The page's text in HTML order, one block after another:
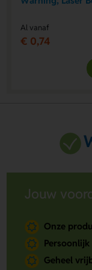
Al vanaf
€ 0,74
Jouw
Onze
Geheel